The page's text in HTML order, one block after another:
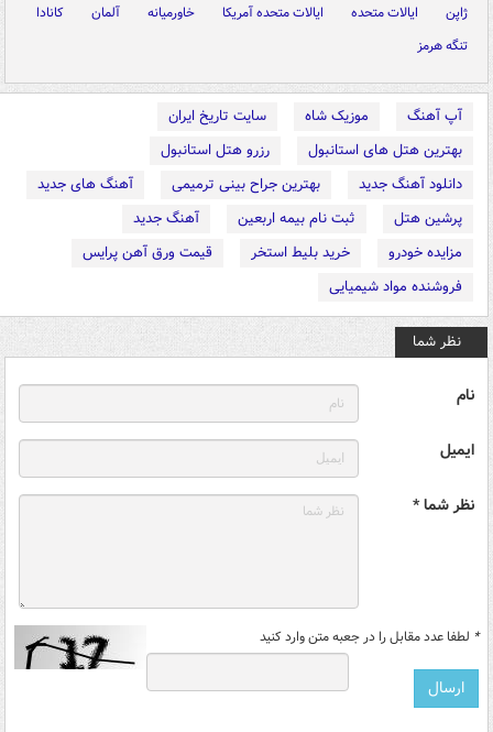
ژاپن
ایالات متحده ایالات متحده آمریکا خاورمیانه آلمان
کانادا
تنگه هرمز
آپ آهنگ موزیک شاه
سایت تاریخ ایران
بهترین هتل های استانبول
رزرو هتل استانبول
دانلود آهنگ جدید
بهترین جراح بینی ترمیمی
آهنگ های جدید
پرشین هتل
ثبت نام بیمه اربعین
آهنگ جدید
مزایده خودرو
خرید بلیط استخر
قیمت ورق آهن پرایس
فروشنده مواد شیمیایی
نظر شما
نام
ایمیل
نظر شما *
* لطفا عدد مقابل را در جعبه متن وارد کنید